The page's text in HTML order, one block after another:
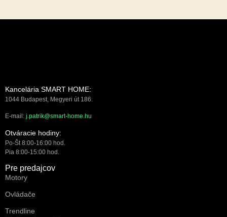
Kancelária SMART HOME:
1044 Budapest, Megyeri út 186.
E-mail: j.patrik@smart-home.hu
Otváracie hodiny:
Po-Št 8:00-16:00 hod.
Pia 8:00-15:00 hod.
Pre predajcov
Motory
Ovládače
Trendline